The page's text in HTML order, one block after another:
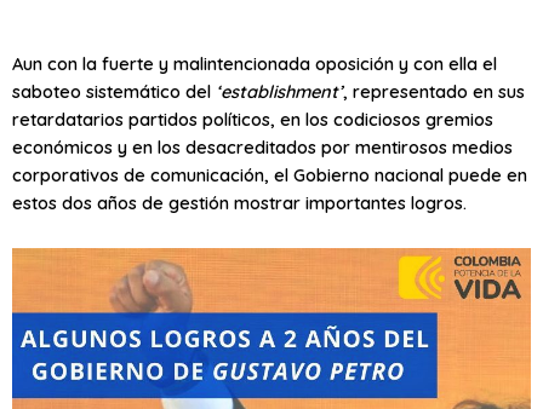
Aun con la fuerte y malintencionada oposición y con ella el
saboteo sistemático del ‘establishment’, representado en sus
retardatarios partidos políticos, en los codiciosos gremios
económicos y en los desacreditados por mentirosos medios
corporativos de comunicación, el Gobierno nacional puede en
estos dos años de gestión mostrar importantes logros.